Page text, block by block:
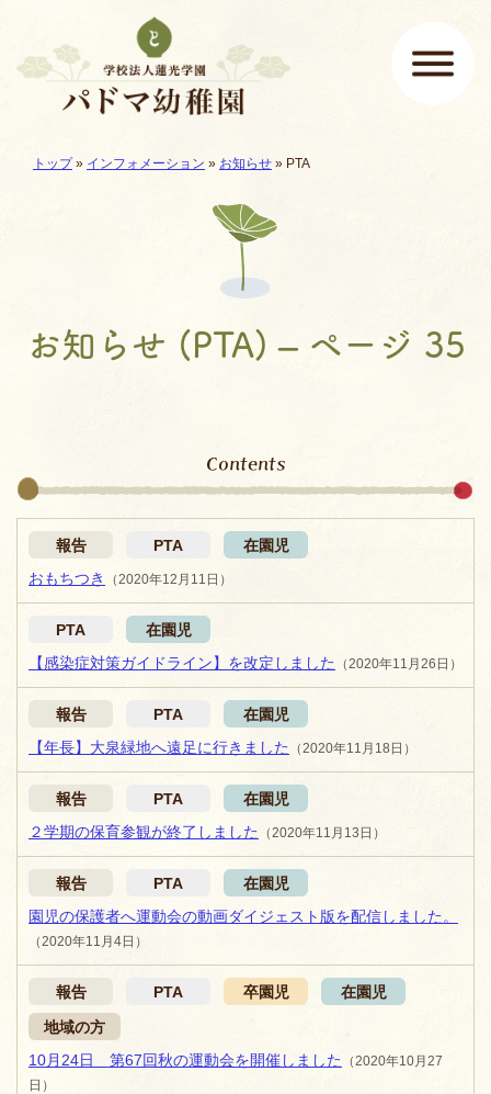
メインメニュー
ここから本文です。
現在地:
トップ» インフォメーション » お知らせ » PTA
お知らせ (PTA) – ページ 35
Contents
報告 PTA
在園児
おもちつき
（2020年12月11日）
PTA
在園児
【感染症対策ガイドライン】を改定しました
（2020年11月26日）
報告 PTA
在園児
【年長】大泉緑地へ遠足に行きました （2020年11月18日）
報告 PTA
在園児
２学期の保育参観が終了しました （2020年11月13日）
報告 PTA
在園児
園児の保護者へ運動会の動画ダイジェスト版を配信しました。
（2020年11月4日）
報告 PTA 卒園児
在園児
地域の方
10月24日 第67回秋の運動会を開催しました （2020年10月27
日）